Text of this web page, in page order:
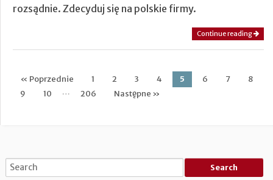
rozsądnie. Zdecyduj się na polskie firmy.
Continue reading
Post navigation
« Poprzednie 1 2 3 4 5 6 7
8
9
10 … 206 Następne »